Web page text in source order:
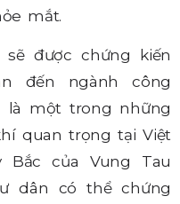
mắt.
được chứng kiến
đến ngành công
là một trong những
quan trọng tại Việt
Bắc của Vung Tau
dân có thể chứng